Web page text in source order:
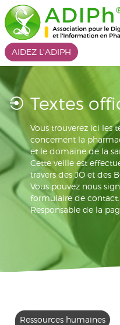
AIDEZ L'ADIPH
Textes
Vous trouverez ici les
concernent la
et le domaine de la
Cette veille est
travers des JO et des
Vous pouvez nous
formulaire de contact.
Responsable de la
Ressources humaines